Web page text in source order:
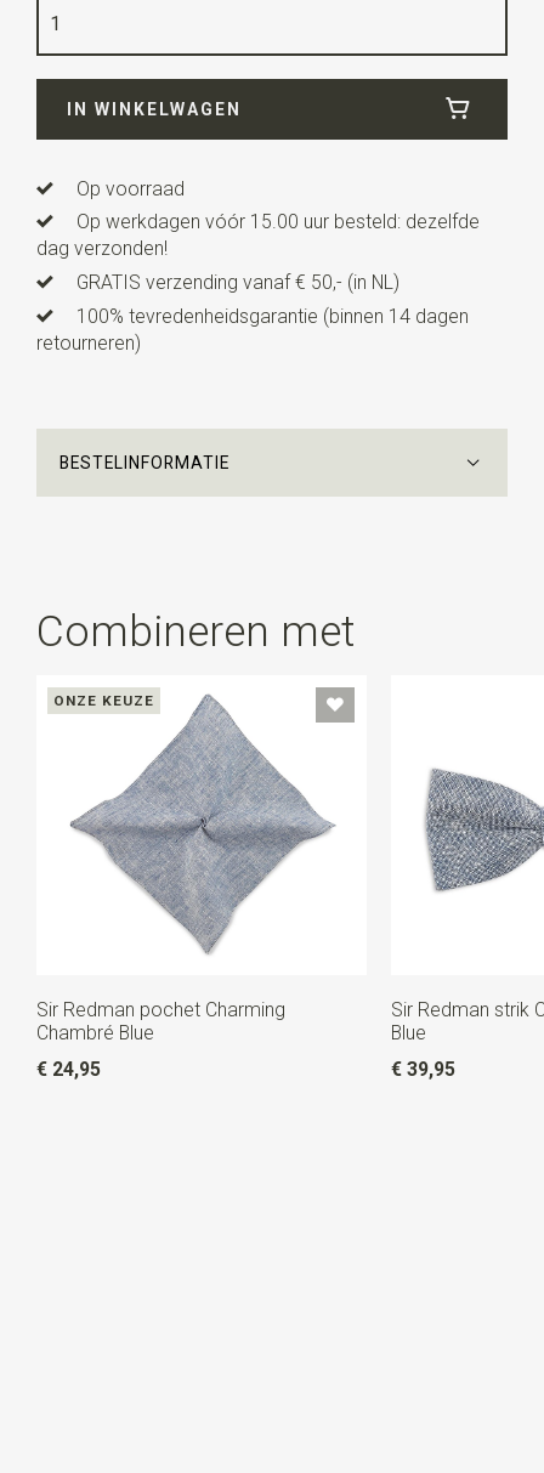
Kwaliteit
Lengte2,5 cm
verkocht.
IN WINKELWAGEN
Op voorraad
Op werkdagen vóór 15.00 uur besteld: dezelfde
dag verzonden!
GRATIS verzending vanaf € 50,- (in NL)
100% tevredenheidsgarantie (binnen 14 dagen
retourneren)
BESTELINFORMATIE
Combineren met
ONZE KEUZE
Sir Redman pochet Charming
Chambré Blue
€ 24,95
Sir Redman strik
Blue
€ 39,95